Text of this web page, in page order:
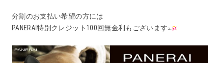
分割のお支払い希望の方には
PANERAI特別クレジット100回無金利もございます